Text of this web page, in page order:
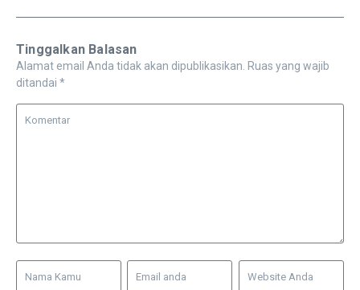
Tinggalkan Balasan
Alamat email Anda tidak akan dipublikasikan. Ruas yang wajib
ditandai *